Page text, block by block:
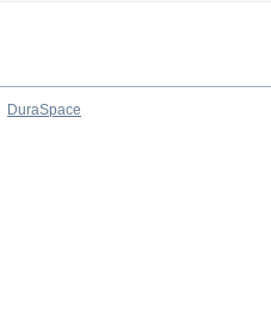
DuraSpace